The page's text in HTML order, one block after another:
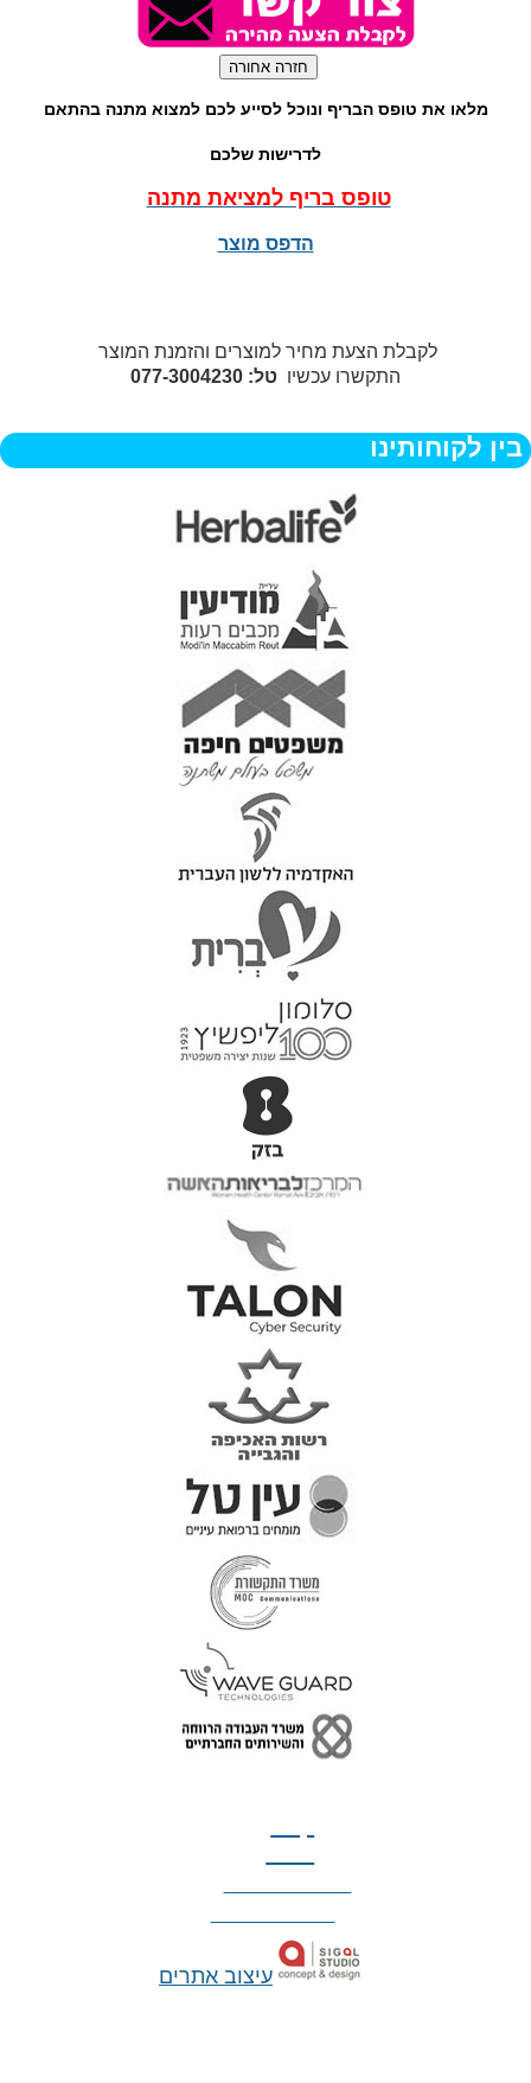
מלאו את טופס הבריף ונוכל לסייע לכם למצוא מתנה בהתאם
לדרישות שלכם
טופס בריף למציאת מתנה
הדפס מוצר
לקבלת הצעת מחיר למוצרים והזמנת המוצר
התקשרו עכשיו טל: 077-3004230
בין לקוחותינו
עיצוב אתרים